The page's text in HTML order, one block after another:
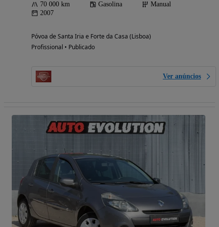
70 000 km Gasolina
Manual
2007
Póvoa de Santa Iria e Forte da Casa (Lisboa)
Profissional • Publicado
Ver anúncios